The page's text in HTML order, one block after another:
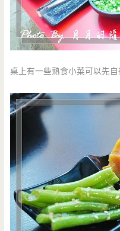
桌上有一些熟食小菜可以先自